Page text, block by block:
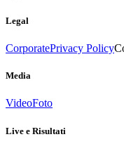
Legal
CorporatePrivacy Policy
Media
VideoFoto
Live e Risultati